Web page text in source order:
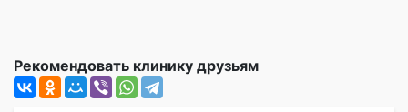
Рекомендовать клинику друзьям